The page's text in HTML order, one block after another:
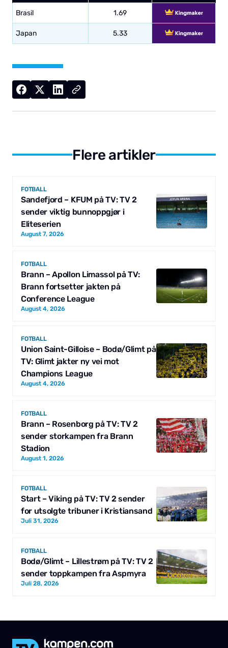
Brasil 1.69
Japan 5.33
Flere artikler
FOTBALL
Sandefjord – KFUM på TV: TV 2
sender viktig bunnoppgjør i
Eliteserien
August 7, 2026
FOTBALL
Brann – Apollon Limassol på TV:
Brann fortsetter jakten på
Conference League
August 4, 2026
FOTBALL
Union Saint-Gilloise – Bodø/Glimt på
TV: Glimt jakter ny vei mot
Champions League
August 4, 2026
FOTBALL
Brann – Rosenborg på TV: TV 2
sender storkampen fra Brann
Stadion
August 1, 2026
FOTBALL
Start – Viking på TV: TV 2 sender
for utsolgte tribuner i Kristiansand
Juli 31, 2026
FOTBALL
Bodø/Glimt – Lillestrøm på TV: TV 2
sender toppkampen fra Aspmyra
Juli 28, 2026